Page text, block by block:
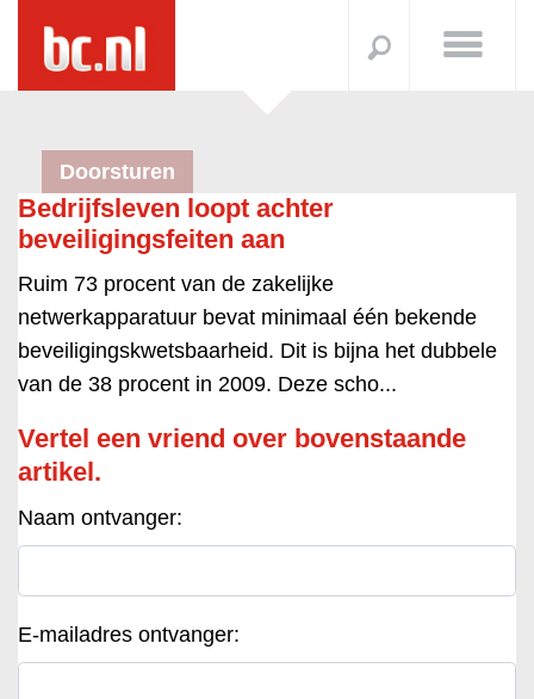
Doorsturen
Bedrijfsleven loopt achter
beveiligingsfeiten aan
Ruim 73 procent van de zakelijke
netwerkapparatuur bevat minimaal één bekende
beveiligingskwetsbaarheid. Dit is bijna het dubbele
van de 38 procent in 2009. Deze scho...
Vertel een vriend over bovenstaande
artikel.
Naam ontvanger:
E-mailadres ontvanger: